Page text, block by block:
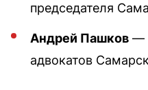
председателя
Андрей Пашков —
адвокатов